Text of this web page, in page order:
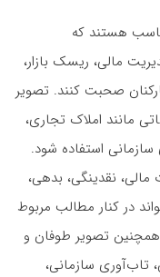
هستند که
مالی، ریسک بازار،
صحبت کنند. تصویر
مانند املاک تجاری،
استفاده شود.
نقدینگی، بدهی،
در کنار مطالب مربوط
تصویر طوفان و
تاب‌آوری سازمانی،